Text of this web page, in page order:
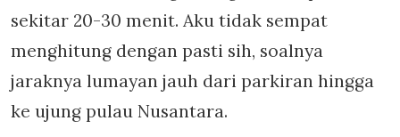
sekitar 20-30 menit. Aku tidak sempat
menghitung dengan pasti sih, soalnya
jaraknya lumayan jauh dari parkiran hingga
ke ujung pulau Nusantara.